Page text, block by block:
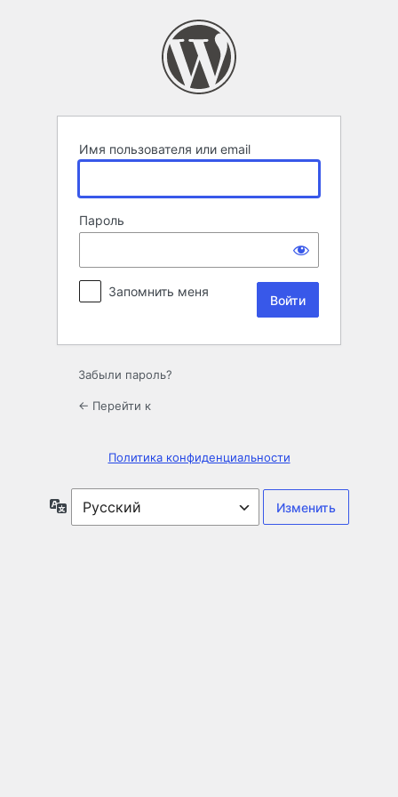
Имя пользователя или email
Пароль
Запомнить меня
Забыли пароль?
← Перейти к
Политика конфиденциальности
Язык